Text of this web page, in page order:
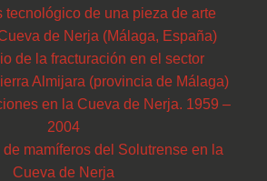
tecnológico de una pieza de arte
de Nerja (Málaga, España)
de la fracturación en el sector
Almijara (provincia de Málaga)
en la Cueva de Nerja. 1959 –
2004
de mamíferos del Solutrense en la
Cueva de Nerja